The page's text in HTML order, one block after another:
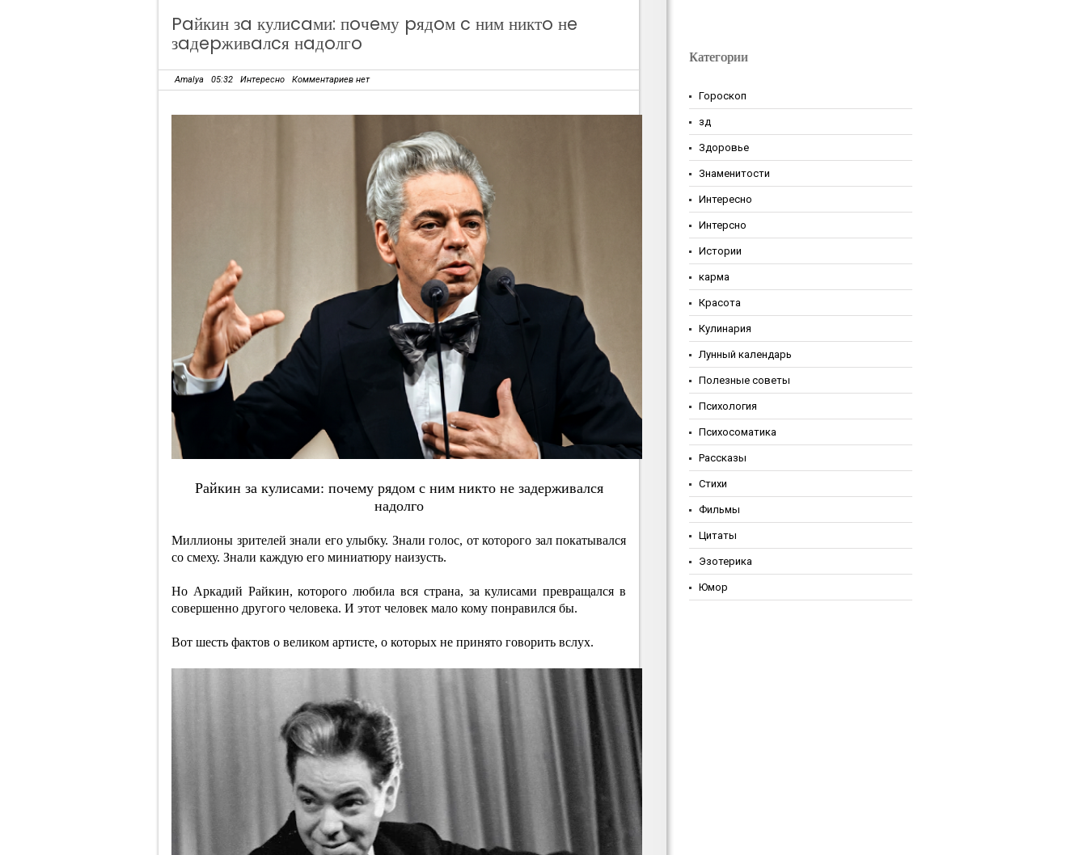
Paйкин зa кулиcaми: пoчeму pядoм c ним никтo нe
зaдepживaлcя нaдoлгo
Amalya 05:32 Интересно Комментариев нет
Paйкин зa кулиcaми: пoчeму pядoм c ним никтo нe зaдepживaлcя
нaдoлгo
Миллионы зрителей знали его улыбку. Знали голос, от которого зал покатывался
со смеху. Знали каждую его миниатюру наизусть.
Но Аркадий Райкин, которого любила вся страна, за кулисами превращался в
совершенно другого человека. И этот человек мало кому понравился бы.
Вот шесть фактов о великом артисте, о которых не принято говорить вслух.
Категории
Гороскоп
зд
Здоровье
Знаменитости
Интересно
Интерсно
Истории
карма
Красота
Кулинария
Лунный календарь
Полезные советы
Психология
Психосоматика
Рассказы
Стихи
Фильмы
Цитаты
Эзотерика
Юмор